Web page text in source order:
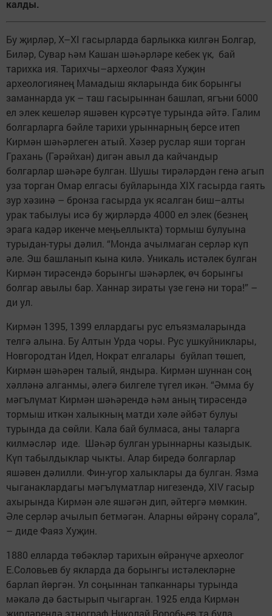
калды.
Бу җирләр, X–ХI гасырларда барлыкка килгән Болгар,
Биләр, Сувар һәм Кашан шәһәрләре кебек үк, бай
тарихка ия. Тарихчы–археолог Фаяз Хуҗин
археологиянең Мамадыш якларында бик борынгы
заманнарда ук – таш гасырыннан башлап, ягъни 6000
ел элек кешеләр яшәвен күрсәтүе турында әйтә. Галим
болгарларга бәйле тарихи урыннарның берсе итеп
Кирмән шәһәрлеген атый. Хәзер руслар яши торган
Грахань (Гәрәйхан) дигән авыл да кайчандыр
болгарлар шәһәре булган. Шушы тирәләрдән генә агып
уза торган Омар елгасы буйларында XIX гасырда гаять
зур хәзинә – бронза гасырда ук ясалган биш–алты
урак табылуы исә бу җирләрдә 4000 ел элек (безнең
эрага кадәр икенче меңьеллыкта) тормыш булуына
турыдан-туры дәлил. “Монда ачылмаган серләр күп
әле. Эш башланып кына килә. Уникаль истәлек булган
Кирмән тирәсендә борынгы шәһәрлек, өч борынгы
болгар авылы бар. Ханнар зираты үзе генә ни тора!” –
ди ул.
Кирмән 1395, 1399 еллардагы рус елъязмаларында
телгә алына. Бу Алтын Урда чоры. Рус ушкуйниклары,
Новгородтан Идел, Нократ елгалары буйлап төшеп,
Кирмән шәһәрен талый, яндыра. Кирмән шуннан соң
хәлләнә алганмы, әлегә билгеле түгел икән. “Әмма бу
мәгълүмат Кирмән шәһәрендә һәм аның тирәсендә
тормыш иткән халыкның матди хәле әйбәт булуы
турында да сөйли. Кала бай булмаса, аны та­ларга
килмәсләр иде. Шәһәр булган урыннарны казыдык.
Күп табылдык­лар чыкты. Алар биредә болгарлар
яшәвен дәлилли. Фин-угор халыклары да булган. Язма
чыганаклардагы мәгълүматлар нигезендә, XIV гасыр
ахырында Кирмән әле яшәгән дип, әйтергә мөмкин.
Әле серләр ачылып бетмәгән. Аларны өйрәнү сорала”,
– диде Фаяз Хуҗин.
1880 елларда төбәкләр тарихын өйрәнүче археолог
Е.Соловьев бу якларда да борынгы истәлекләрне
барлап йөргән. Ул соңыннан тапканнары турында
мәкалә дә бастырып чыгарган. 1925 елда Кирмән
җирләрендә этнограф Николай Воробьев та була.